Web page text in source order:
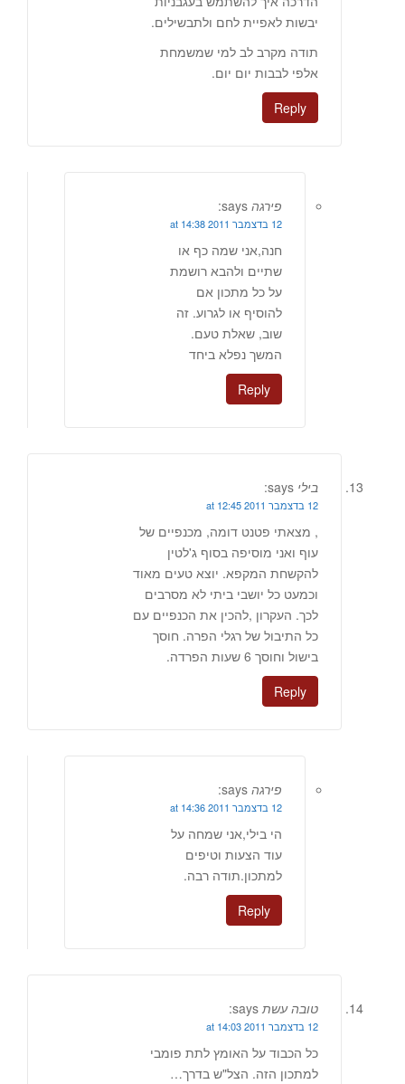
יבשות לאפיית לחם ולתבשילים.
תודה מקרב לב למי שמשמחת
אלפי לבבות יום יום.
Reply
פירגה says:
12 בדצמבר 2011 at 14:38
חנה,אני שמה כף או
שתיים ולהבא רושמת
על כל מתכון אם
להוסיף או לגרוע. זה
שוב, שאלת טעם.
המשך נפלא ביחד
Reply
בילי says:
12 בדצמבר 2011 at 12:45
, מצאתי פטנט דומה, מכנפיים של
עוף ואני מוסיפה בסוף ג'לטין
להקשחת המקפא. יוצא טעים מאוד
וכמעט כל יושבי ביתי לא מסרבים
לכך. העקרון ,להכין את הכנפיים עם
כל התיבול של רגלי הפרה. חוסך
בישול וחוסך 6 שעות הפרדה.
Reply
פירגה says:
12 בדצמבר 2011 at 14:36
הי בילי,אני שמחה על
עוד הצעות וטיפים
למתכון.תודה רבה.
Reply
טובה עשת says:
12 בדצמבר 2011 at 14:03
כל הכבוד על האומץ לתת פומבי
למתכון הזה. הצל"ש בדרך…